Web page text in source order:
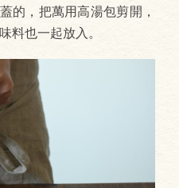
的，把萬用高湯包剪開，
料也一起放入。